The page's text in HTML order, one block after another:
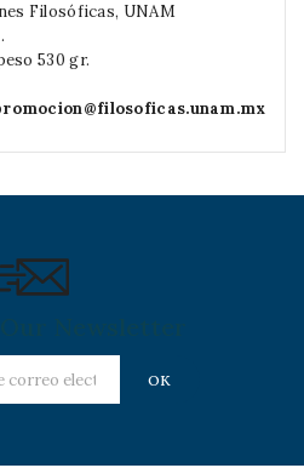
Filosóficas, UNAM
530 gr.